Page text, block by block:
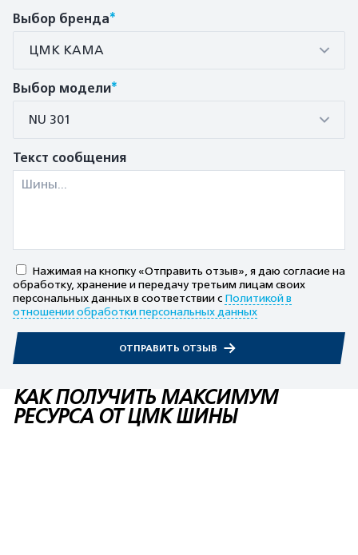
Выбор бренда*
ЦМК КАМА
Выбор модели*
NU 301
Текст сообщения
Нажимая на кнопку «Отправить отзыв», я даю согласие на
обработку, хранение и передачу третьим лицам своих
персональных данных в соответствии с Политикой в
отношении обработки персональных данных
ОТПРАВИТЬ ОТЗЫВ
КАК ПОЛУЧИТЬ МАКСИМУМ
РЕСУРСА ОТ ЦМК ШИНЫ